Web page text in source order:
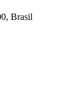
Brasil